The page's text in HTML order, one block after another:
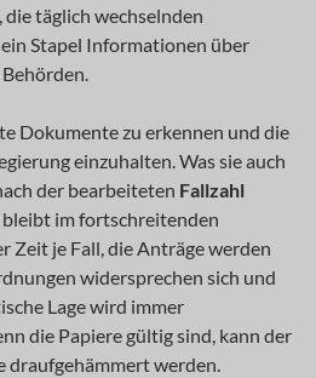
täglich wechselnden
Stapel Informationen über
Dokumente zu erkennen und die
einzuhalten. Was sie auch
der bearbeiteten Fallzahl
bleibt im fortschreitenden
Zeit je Fall, die Anträge werden
widersprechen sich und
Lage wird immer
die Papiere gültig sind, kann der
draufgehämmert werden.